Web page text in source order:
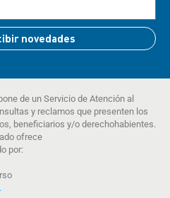
novedades
de un Servicio de Atención al
y reclamos que presenten los
beneficiarios y/o derechohabientes.
ofrece
por: